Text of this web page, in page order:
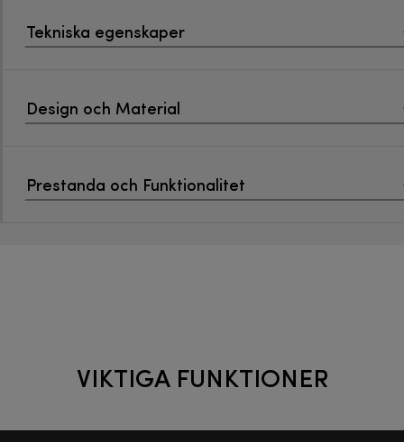
Tekniska egenskaper
Design och Material
Prestanda och Funktionalitet
VIKTIGA FUNKTIONER